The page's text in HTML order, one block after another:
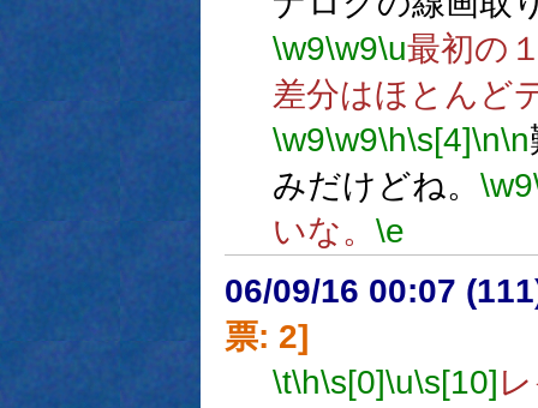
\w9\w9\u最初の
差分はほとんど
\w9\w9\h\s[4]\n\n
みだけどね。 \w9
いな。 \e
06/09/16 00:07
票: 2]
\t\h\s[0]\u\s[10]